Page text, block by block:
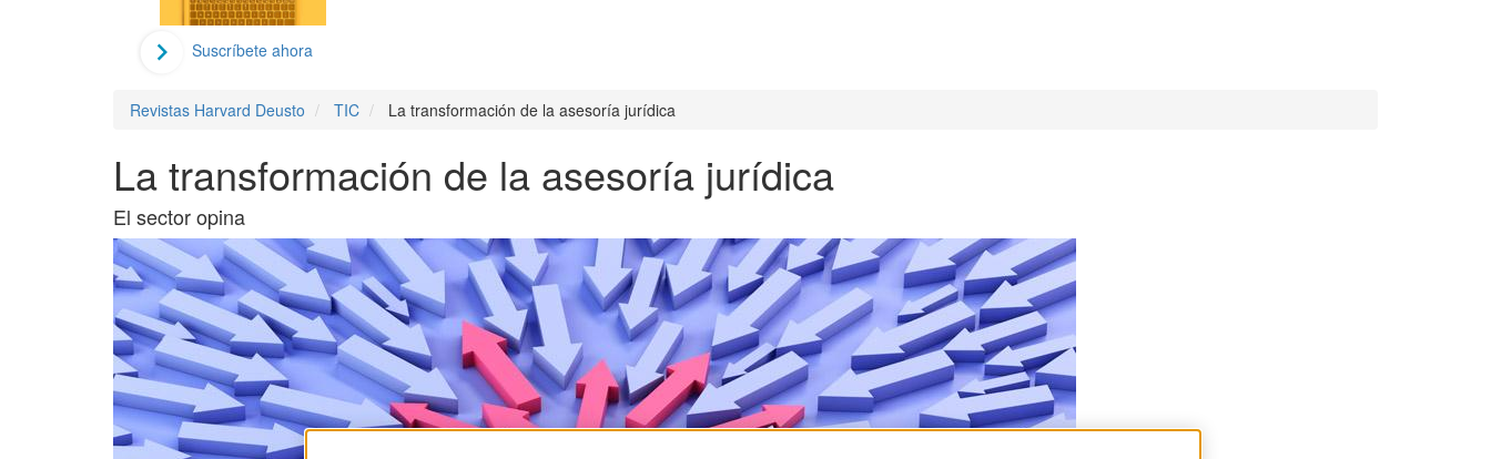
Suscríbete ahora
Revistas Harvard Deusto TIC La transformación de la asesoría jurídica
La transformación de la asesoría jurídica
El sector opina